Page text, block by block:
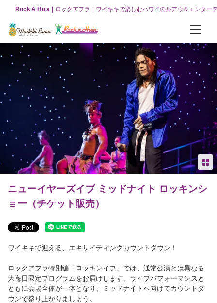
Rock A Hula ロックアフラ｜ワイキキで楽しむハワイのルアウ＆エンター
パッケージ
お得な3つのコンボパッケージ
【オリジナルパッケージ】ワイキキルアウ＆ロックアフラショー
【VIPパッケージ】ワイキキルアウ＆ロックアフラショー
【グリーンルーム】ワイキキルアウ＆ロックアフラショー
ロックアフラ
ロックアフラショー（チケット販売）
ルアウディナー付きパッケージ
ワイキキルアウ
ワイキキルアウについて
ワイキキルアウ（ブッフェディナー）
ニューイヤーズイブ ミッドナイト ロッキンシ
ョー（チケット販売）
ワイキキで迎える、エキサイティングカウントダウン！
ロックアフラ特別編「ロッキンイブ」では、通常公演とは異なる
大晦日限定プログラムをお届けします。ライブパフォーマンスと
ともに会場全体が一体となり、ミッドナイトへ向けてカウントダ
ウンで盛り上がりましょう。